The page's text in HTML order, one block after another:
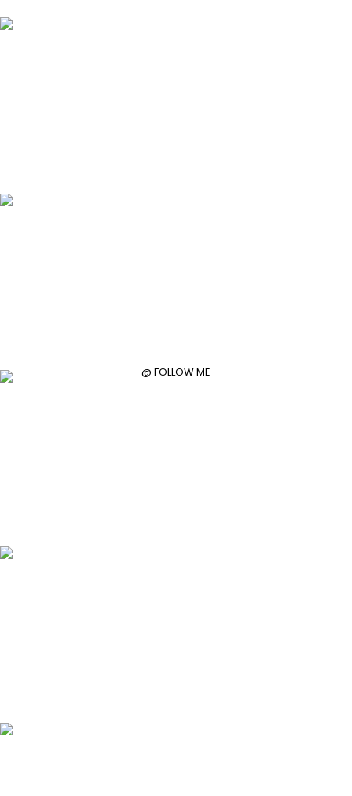
@ FOLLOW ME